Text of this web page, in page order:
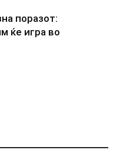
поразот:
ќе игра во